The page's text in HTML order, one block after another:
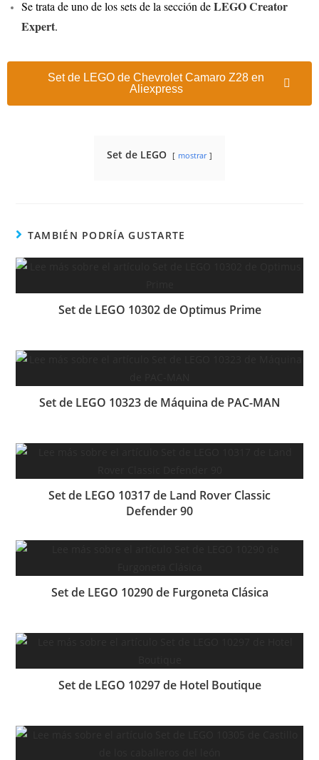
Se trata de uno de los sets de la sección deLEGO Creator
Expert.
Set de LEGO de Chevrolet Camaro Z28 en
Aliexpress
Set de LEGO mostrar
TAMBIÉN PODRÍA GUSTARTE
Set de LEGO 10302 de Optimus Prime
Set de LEGO 10323 de Máquina de PAC-MAN
Set de LEGO 10317 de Land Rover Classic
Defender 90
Set de LEGO 10290 de Furgoneta Clásica
Set de LEGO 10297 de Hotel Boutique